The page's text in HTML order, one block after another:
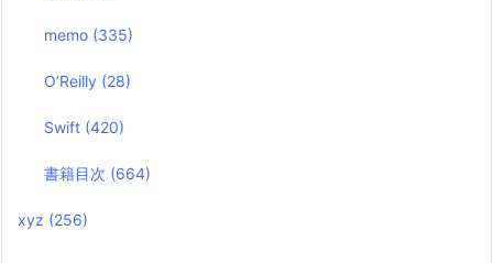
memo (335)
O’Reilly (28)
Swift (420)
書籍目次 (664)
xyz (256)